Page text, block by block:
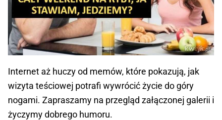
Internet aż huczy od memów, które pokazują, jak
wizyta teściowej potrafi wywrócić życie do góry
nogami. Zapraszamy na przegląd załączonej galerii i
życzymy dobrego humoru.